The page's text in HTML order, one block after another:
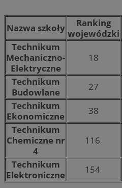
Nazwa szkoły
Ranking
wojewódzki
Technikum
Mechaniczno-
Elektryczne
18
Technikum
Budowlane
27
Technikum
Ekonomiczne
38
Technikum
Chemiczne nr
4
116
Technikum
Elektroniczne
154